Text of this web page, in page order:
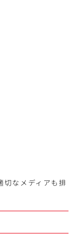
切なメディアも排